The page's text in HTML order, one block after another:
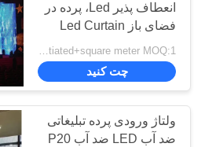
تماس
بگیرید
اخبار
پیکسل کوچک
27
انعطاف پذیر Led، پرده در
فضای باز Led Curtain
P16 با کارایی بالا
USD+To be negotiated+square meter MOQ:1 متر مربع
چت کنید
ولتاژ ورودی پرده تبلیغاتی
ضد آب LED ضد آب P20